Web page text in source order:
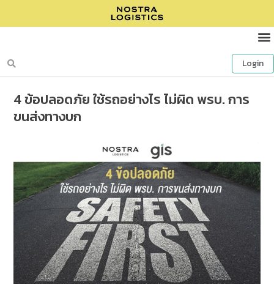
Login
4 ข้อปลอดภัย ใช้รถอย่างไร ไม่ผิด พรบ. การ
ขนส่งทางบก